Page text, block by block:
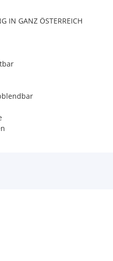
IN GANZ ÖSTERREICH
und Kompressor